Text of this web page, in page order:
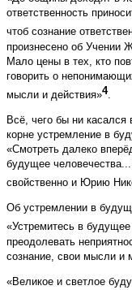
ответственность
чтоб сознание
произнесено об Учении
Мало цены в тех, кто
говорить о
мысли и действия»4.
Всё, чего бы ни
корне устремление в
«Смотреть далеко
будущее
свойственно и Юрию
Об устремлении в
«Устремитесь в
преодолевать
сознание, свои мысли и
«Великое и светлое